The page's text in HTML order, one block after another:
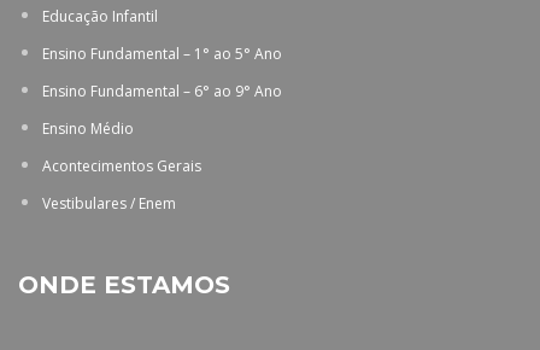
Educação Infantil
Ensino Fundamental – 1° ao 5° Ano
Ensino Fundamental – 6° ao 9° Ano
Ensino Médio
Acontecimentos Gerais
Vestibulares / Enem
ONDE ESTAMOS